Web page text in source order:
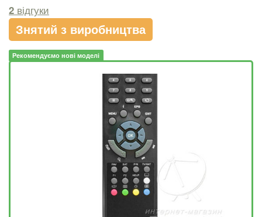
2 відгуки
Знятий з виробництва
Рекомендуємо нові моделі